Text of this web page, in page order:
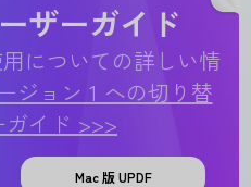
ザーガイド
についての詳しい情
ジョン 1 への切り替
イド >>>
Mac 版 UPDF